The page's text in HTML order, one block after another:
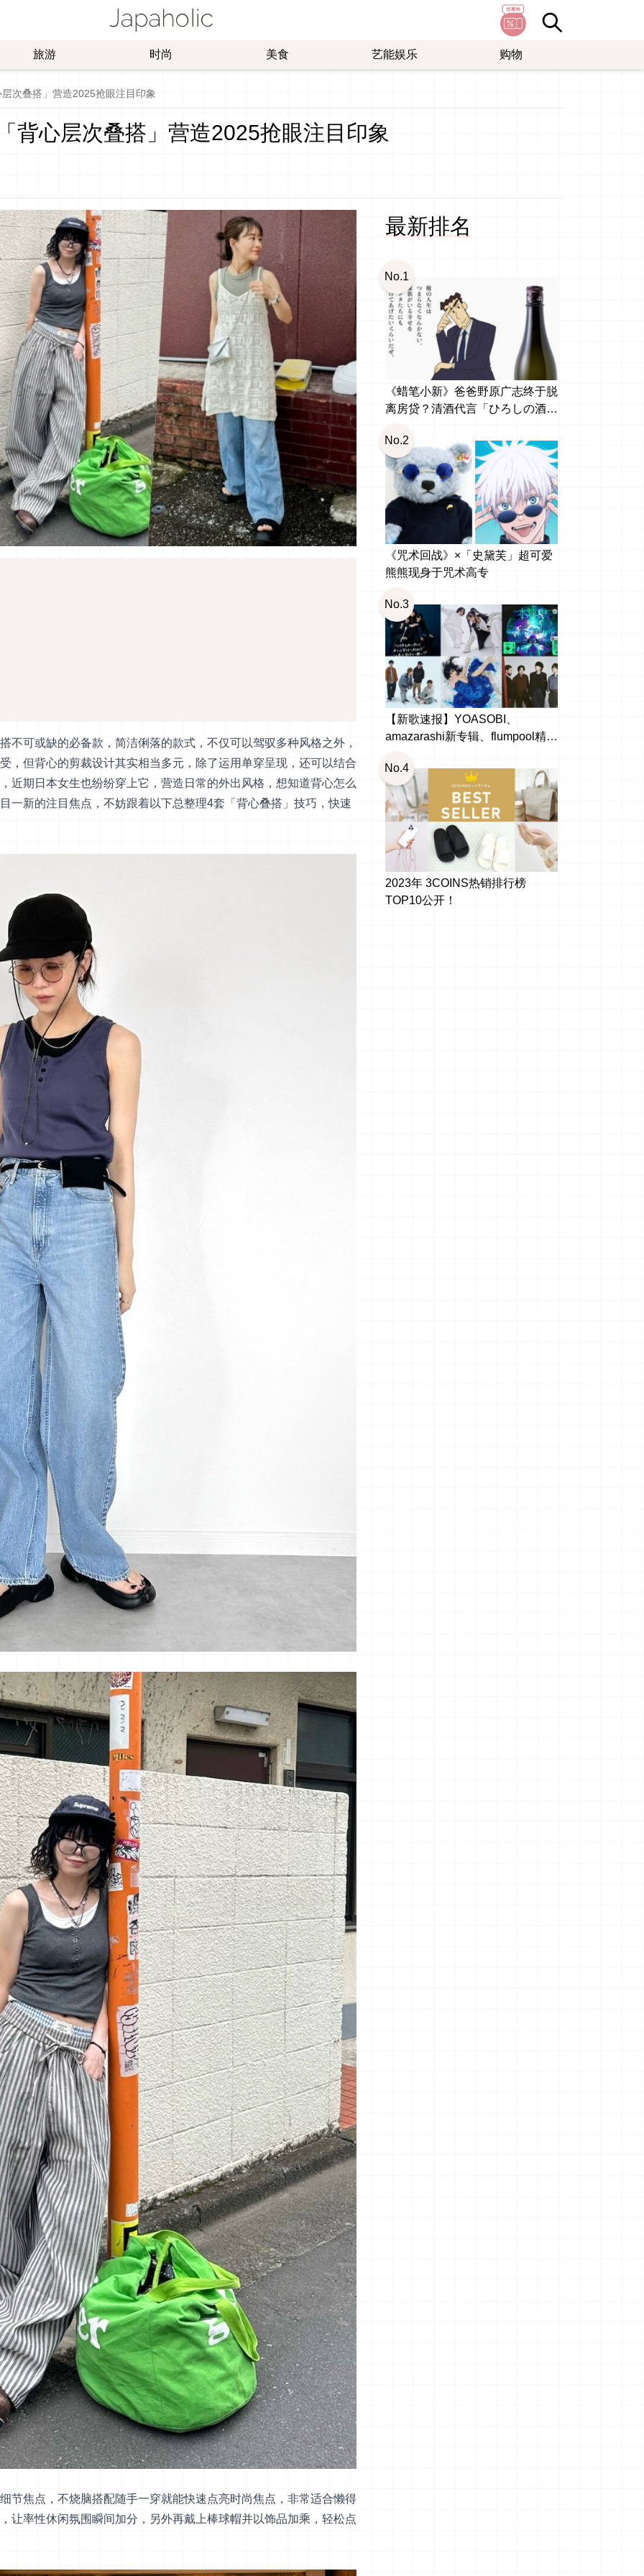
旅游 时尚 美食 艺能娱乐 购物
次叠搭」营造2025抢眼注目印象
背心层次叠搭」营造2025抢眼注目印象
不可或缺的必备款，简洁俐落的款式，不仅可以驾驭多种风格之外，
，但背心的剪裁设计其实相当多元，除了运用单穿呈现，还可以结合
近期日本女生也纷纷穿上它，营造日常的外出风格，想知道背心怎么
一新的注目焦点，不妨跟着以下总整理4套「背心叠搭」技巧，快速
节焦点，不烧脑搭配随手一穿就能快速点亮时尚焦点，非常适合懒得
让率性休闲氛围瞬间加分，另外再戴上棒球帽并以饰品加乘，轻松点
最新排名
No.1
《蜡笔小新》爸爸野原广志终于脱
离房贷？清酒代言「ひろしの酒
No.2
《咒术回战》×「史黛芙」超可爱
熊熊现身于咒术高专
No.3
【新歌速报】YOASOBI、
amazarashi新专辑、flumpool精选
No.4
2023年 3COINS热销排行榜
TOP10公开！